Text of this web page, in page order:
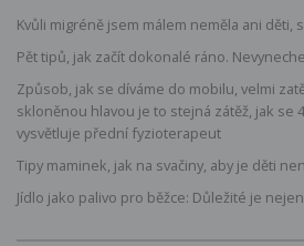
Kvůli migréně jsem málem neměla ani děti,
Pět tipů, jak začít dokonalé ráno.
Způsob, jak se díváme do mobilu, velmi
skloněnou hlavou je to stejná zátěž, jak se
vysvětluje přední fyzioterapeut
Tipy maminek, jak na svačiny, aby je děti
Jídlo jako palivo pro běžce: Důležité je